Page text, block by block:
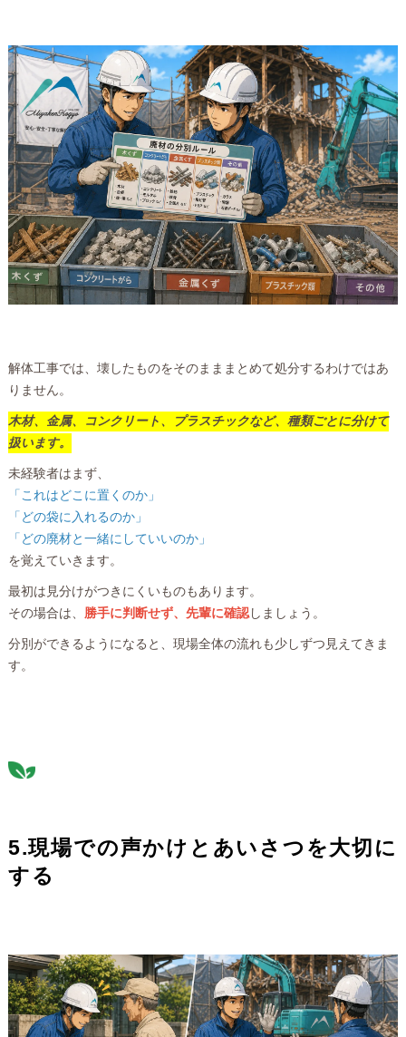
解体工事では、壊したものをそのまままとめて処分するわけではあ
りません。
木材、金属、コンクリート、プラスチックなど、種類ごとに分けて
扱います。
未経験者はまず、
「これはどこに置くのか」
「どの袋に入れるのか」
「どの廃材と一緒にしていいのか」
を覚えていきます。
最初は見分けがつきにくいものもあります。
その場合は、 勝手に判断せず、先輩に確認しましょう。
分別ができるようになると、現場全体の流れも少しずつ見えてきま
す。
5.現場での声かけとあいさつを大切に
する